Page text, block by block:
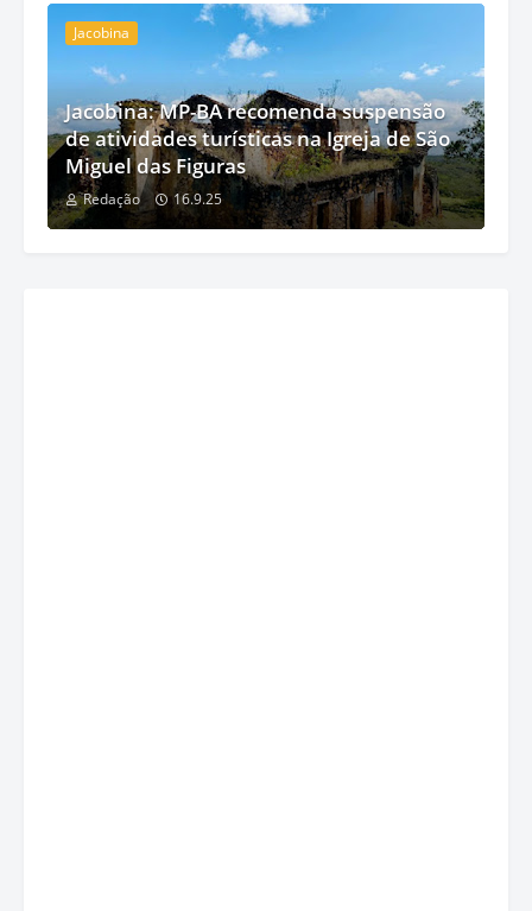
Jacobina
Jacobina: MP-BA recomenda suspensão
de atividades turísticas na Igreja de São
Miguel das Figuras
Redação 16.9.25